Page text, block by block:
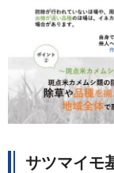
サツマイモ